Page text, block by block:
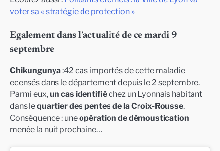
voter sa « stratégie de protection »
Egalement dans l’actualité de ce mardi 9
septembre
Chikungunya:42 cas importés de cette maladie
ecensés dans le département depuis le 2 septembre.
Parmi eux,un cas identifiéchez un Lyonnais habitant
dans lequartier des pentes de la Croix-Rousse.
Conséquence : uneopération de démoustication
menée la nuit prochaine…